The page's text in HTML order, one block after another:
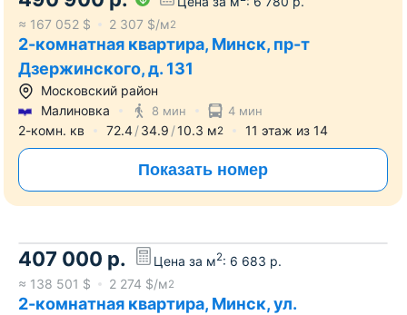
≈ 167 052 $ 2 307 $/м2
2-комнатная квартира, Минск, пр-т
Дзержинского, д. 131
Московский район
Малиновка
8 мин 4 мин
2-комн. кв 72.4 34.9 10.3 м2 11 этаж из 14
Показать номер
407 000 р. Цена за м2: 6 683 р.
≈ 138 501 $ 2 274 $/м2
2-комнатная квартира, Минск, ул.